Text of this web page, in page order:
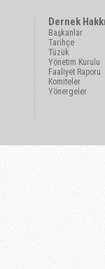
Dernek
Başkanlar
Tarihçe
Tüzük
Yönetim Kurulu
Faaliyet Raporu
Komiteler
Yönergeler